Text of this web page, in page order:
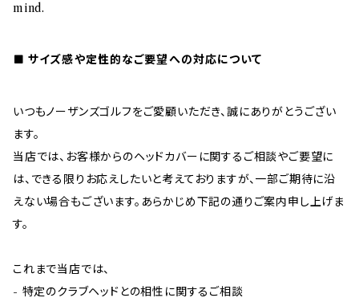
mind.
サイズ感や定性的なご要望への対応について
いつもノーザンズゴルフをご愛顧いただき、誠にありがとうござい
ます。
当店では、お客様からのヘッドカバーに関するご相談やご要望に
は、できる限りお応えしたいと考えておりますが、一部ご期待に沿
えない場合もございます。あらかじめ下記の通りご案内申し上げま
す。
これまで当店では、
- 特定のクラブヘッドとの相性に関するご相談